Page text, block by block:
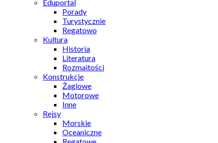
Eduportal
Porady
Turystycznie
Regatowo
Kultura
Historia
Literatura
Rozmaitości
Konstrukcje
Żaglowe
Motorowe
Inne
Rejsy
Morskie
Oceaniczne